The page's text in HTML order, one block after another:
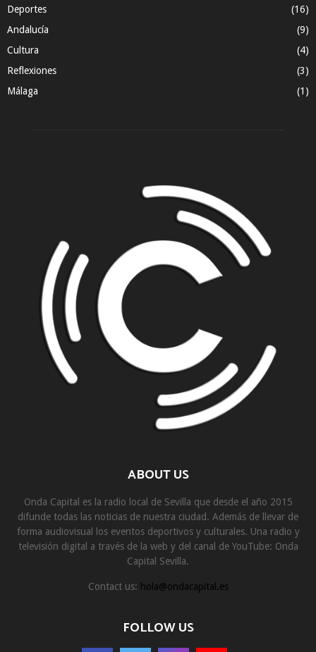
Deportes
(16)
Andalucía
(9)
Cultura
(4)
Reflexiones
(3)
Málaga
(1)
ABOUT US
Onda Capital es la radio local de Sevilla que desde el año 2015
difunde todas las noticias de nuestra ciudad. Además de llevar de
forma audiovisual los eventos deportivos y culturales. Una radio y
televisión digital a través de la web y del canal de YouTube: Onda
Capital Sevilla.
Contact us: hola@ondacapital.es
FOLLOW US